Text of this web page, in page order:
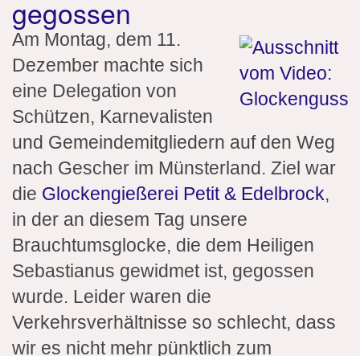
gegossen
Am Montag, dem 11.
Dezember machte sich
eine Delegation von
Schützen, Karnevalisten
und Gemeindemitgliedern auf den Weg
nach Gescher im Münsterland. Ziel war
die Glockengießerei Petit & Edelbrock,
in der an diesem Tag unsere
Brauchtumsglocke, die dem Heiligen
Sebastianus gewidmet ist, gegossen
wurde. Leider waren die
Verkehrsverhältnisse so schlecht, dass
wir es nicht mehr pünktlich zum